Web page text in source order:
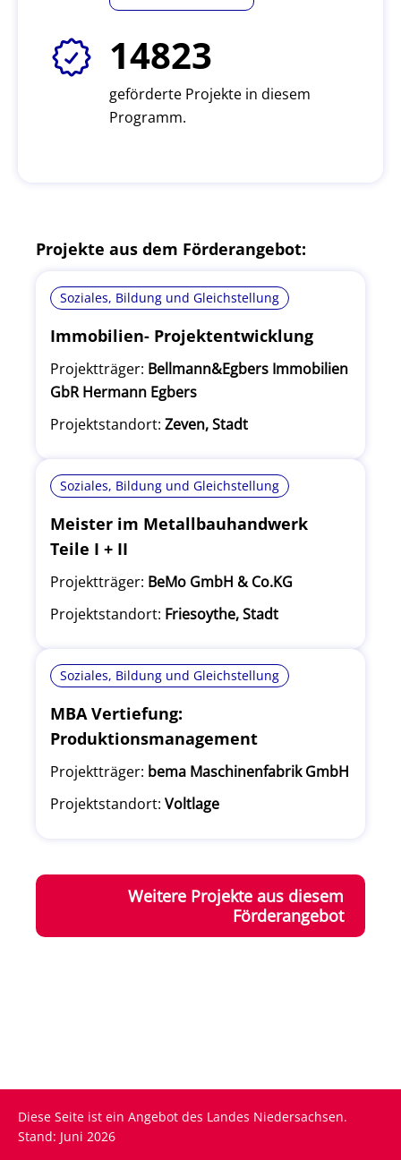
14823
geförderte Projekte in diesem
Programm.
Projekte aus dem Förderangebot:
Soziales, Bildung und Gleichstellung
Immobilien- Projektentwicklung
Projektträger: Bellmann&Egbers Immobilien
GbR Hermann Egbers
Projektstandort: Zeven, Stadt
Soziales, Bildung und Gleichstellung
Meister im Metallbauhandwerk
Teile I + II
Projektträger: BeMo GmbH & Co.KG
Projektstandort: Friesoythe, Stadt
Soziales, Bildung und Gleichstellung
MBA Vertiefung:
Produktionsmanagement
Projektträger: bema Maschinenfabrik GmbH
Projektstandort: Voltlage
Weitere Projekte aus diesem
Förderangebot
Diese Seite ist ein Angebot des Landes Niedersachsen.
Stand: Juni 2026